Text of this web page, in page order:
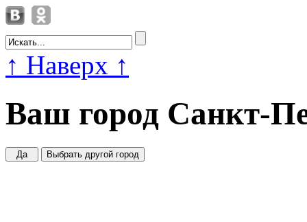
↑ Наверх ↑
Ваш город Санкт-
Да Выбрать другой город